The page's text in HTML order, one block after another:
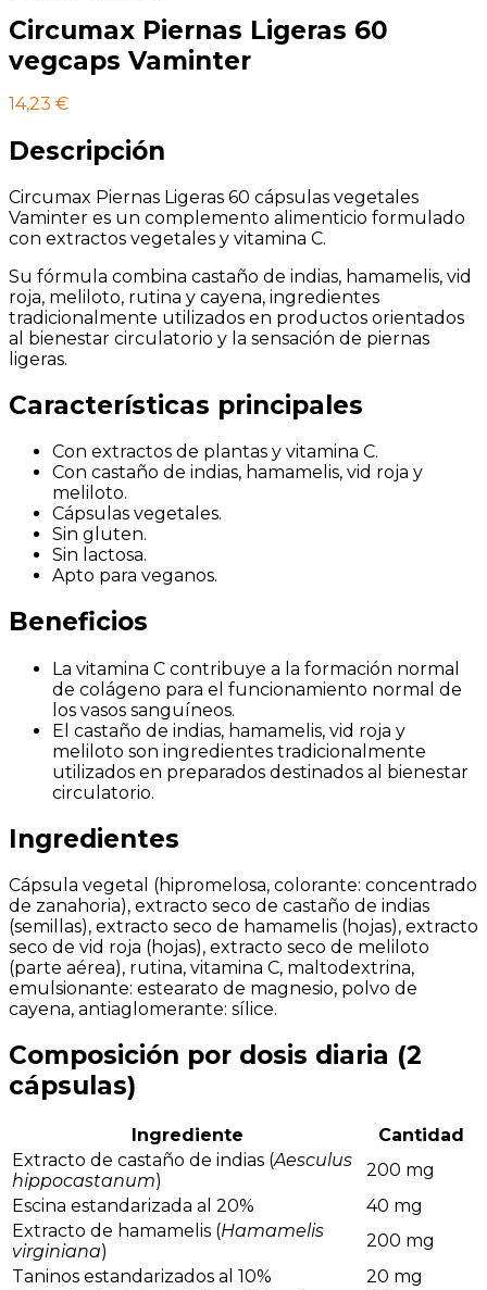
Circumax Piernas Ligeras 60
vegcaps Vaminter
14,23 €
Descripción
Circumax Piernas Ligeras 60 cápsulas vegetales
Vaminter es un complemento alimenticio formulado
con extractos vegetales y vitamina C.
Su fórmula combina castaño de indias, hamamelis, vid
roja, meliloto, rutina y cayena, ingredientes
tradicionalmente utilizados en productos orientados
al bienestar circulatorio y la sensación de piernas
ligeras.
Características principales
Con extractos de plantas y vitamina C.
Con castaño de indias, hamamelis, vid roja y
meliloto.
Cápsulas vegetales.
Sin gluten.
Sin lactosa.
Apto para veganos.
Beneficios
La vitamina C contribuye a la formación normal
de colágeno para el funcionamiento normal de
los vasos sanguíneos.
El castaño de indias, hamamelis, vid roja y
meliloto son ingredientes tradicionalmente
utilizados en preparados destinados al bienestar
circulatorio.
Ingredientes
Cápsula vegetal (hipromelosa, colorante: concentrado
de zanahoria), extracto seco de castaño de indias
(semillas), extracto seco de hamamelis (hojas), extracto
seco de vid roja (hojas), extracto seco de meliloto
(parte aérea), rutina, vitamina C, maltodextrina,
emulsionante: estearato de magnesio, polvo de
cayena, antiaglomerante: sílice.
Composición por dosis diaria (2
cápsulas)
Ingrediente
Cantidad
Extracto de castaño de indias (Aesculus
hippocastanum)
200 mg
Escina estandarizada al 20%
40 mg
Extracto de hamamelis (Hamamelis
virginiana)
200 mg
Taninos estandarizados al 10%
20 mg